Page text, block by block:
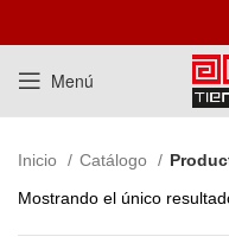
Menú
Inicio Catálogo
Mostrando el único